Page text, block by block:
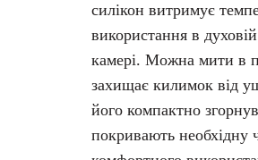
силікон витримує
використання в
камері. Можна мити в
захищає килимок від
його компактно
покривають необхідну